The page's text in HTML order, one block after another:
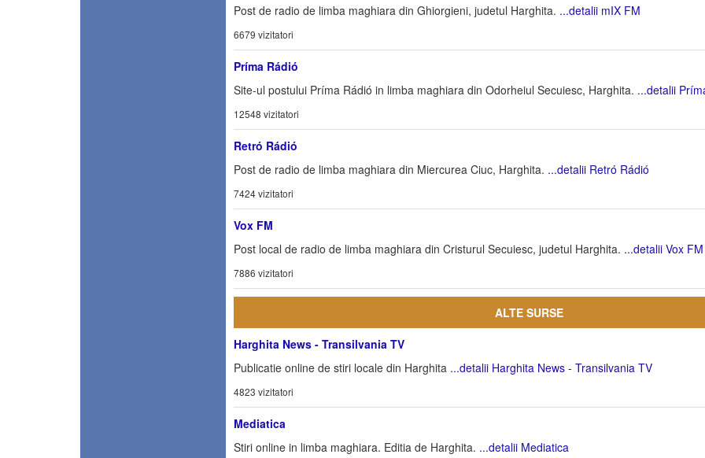
Post de radio de limba maghiara din Ghiorgieni, judetul Harghita. ...detalii mIX FM
6679 vizitatori
Príma Rádió
Site-ul postului Príma Rádió in limba maghiara din Odorheiul Secuiesc, Harghita. ...detalii
12548 vizitatori
Retró Rádió
Post de radio de limba maghiara din Miercurea Ciuc, Harghita. ...detalii Retró Rádió
7424 vizitatori
Vox FM
Post local de radio de limba maghiara din Cristurul Secuiesc, judetul Harghita. ...detalii Vox FM
7886 vizitatori
ALTE SURSE
Harghita News - Transilvania TV
Publicatie online de stiri locale din Harghita ...detalii Harghita News - Transilvania TV
4823 vizitatori
Mediatica
Stiri online in limba maghiara. Editia de Harghita. ...detalii Mediatica